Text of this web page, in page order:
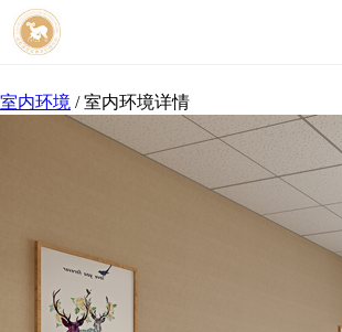
室内环境 /室内环境详情